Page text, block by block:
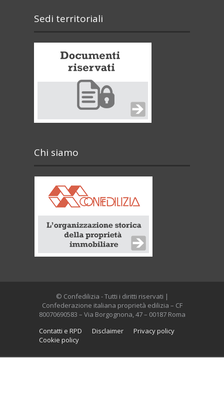
Sedi territoriali
Chi siamo
© Confedilizia - Tutti i diritti riservati |
Confederazione italiana proprietà edilizia – CF
80070690583 – Via Borgognona, 47 – 00187 Roma
Contatti e RPD
Disclaimer
Privacy policy
Cookie policy